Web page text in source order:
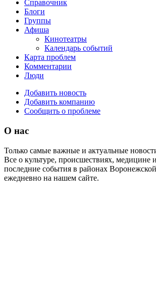
Справочник
Блоги
Группы
Афиша
Кинотеатры
Календарь событий
Карта проблем
Комментарии
Люди
Добавить новость
Добавить компанию
Сообщить о проблеме
О нас
Только самые важные и актуальные
Все о культуре, происшествиях, медицине
последние события в районах
ежедневно на нашем сайте.